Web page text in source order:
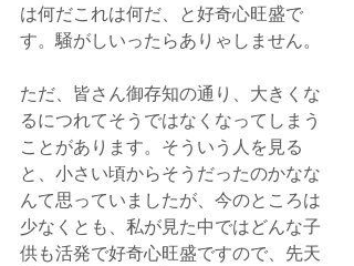
は何だこれは何だ、と好奇心旺盛で
す。騒がしいったらありゃしません。
ただ、皆さん御存知の通り、大きくな
るにつれてそうではなくなってしまう
ことがあります。そういう人を見る
と、小さい頃からそうだったのかなな
んて思っていましたが、今のところは
少なくとも、私が見た中ではどんな子
供も活発で好奇心旺盛ですので、先天